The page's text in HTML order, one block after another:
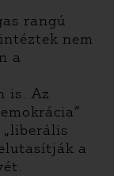
rangú
nem
a
is. Az
a